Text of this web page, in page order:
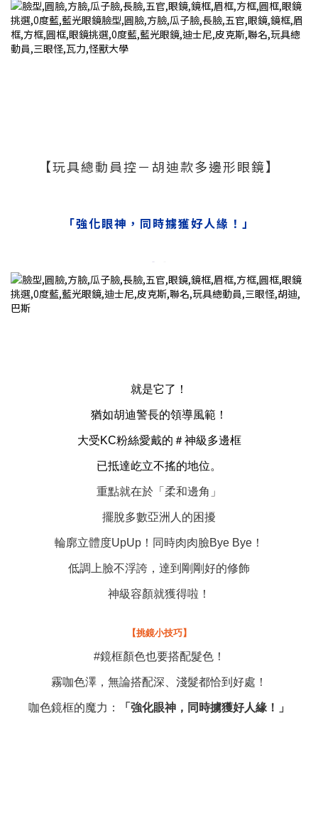
【玩具總動員控－胡迪款多邊形眼鏡】
「強化眼神，同時擄獲好人緣！」
就是它了！
猶如胡迪警長的領導風範！
大受KC粉絲愛戴的＃神級多邊框
已抵達屹立不搖的地位。
重點就在於「柔和邊角」
擺脫多數亞洲人的困擾
輪廓立體度UpUp！同時肉肉臉Bye Bye！
低調上臉不浮誇，達到剛剛好的修飾
神級容顏就獲得啦！
【挑鏡小技巧】
#鏡框顏色也要搭配髮色！
霧咖色澤，無論搭配深、淺髮都恰到好處！
咖色鏡框的魔力： 「強化眼神，同時擄獲好人緣！」